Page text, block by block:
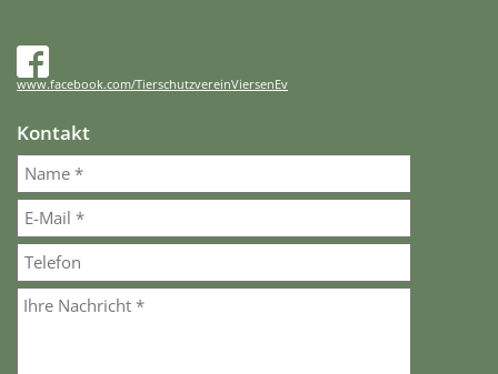
www.facebook.com/TierschutzvereinViersenEv
Kontakt